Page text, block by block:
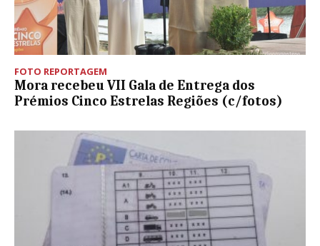
FOTO REPORTAGEM
Mora recebeu VII Gala de Entrega dos
Prémios Cinco Estrelas Regiões (c/fotos)